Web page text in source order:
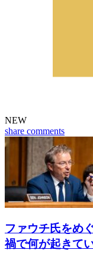
NEW
share comments
ファウチ氏をめ
禍で何が起きて